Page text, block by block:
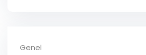
Genel